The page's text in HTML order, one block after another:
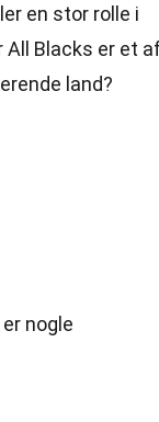
en stor rolle i
All Blacks er et
land?
nogle